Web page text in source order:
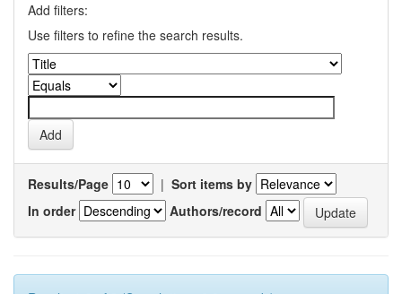
Add filters:
Use filters to refine the search results.
Results/Page | Sort items by
In order
Authors/record